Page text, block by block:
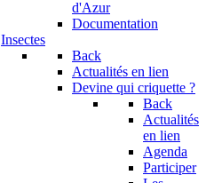
d'Azur
Documentation
Insectes
Back
Actualités en lien
Devine qui criquette ?
Back
Actualités
en lien
Agenda
Participer